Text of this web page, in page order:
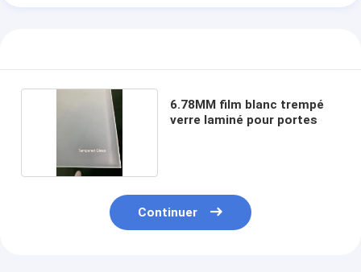
6.78MM film blanc trempé
verre laminé pour portes
Continuer